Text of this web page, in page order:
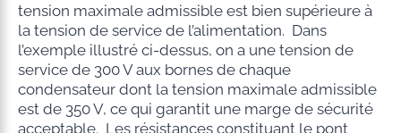
tension maximale admissible est bien supérieure à
la tension de service de l’alimentation. Dans
l’exemple illustré ci-dessus, on a une tension de
service de 300 V aux bornes de chaque
condensateur dont la tension maximale admissible
est de 350 V, ce qui garantit une marge de sécurité
acceptable. Les résistances constituant le pont